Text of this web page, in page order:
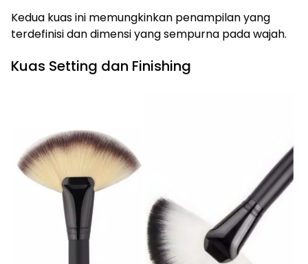
Kedua kuas ini memungkinkan penampilan yang
terdefinisi dan dimensi yang sempurna pada wajah.
Kuas Setting dan Finishing